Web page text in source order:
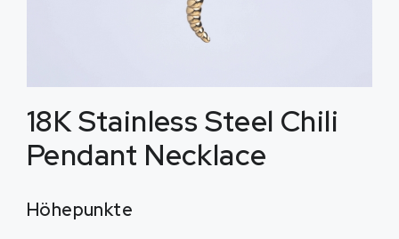
18K Stainless Steel Chili
Pendant Necklace
Höhepunkte